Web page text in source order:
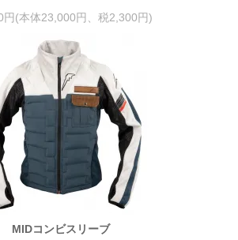
円(本体23,000円、税2,300円)
MIDコンビスリーブ